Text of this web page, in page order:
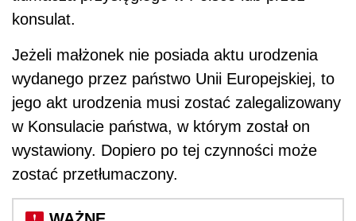
konsulat.
Jeżeli małżonek nie posiada aktu urodzenia
wydanego przez państwo Unii Europejskiej, to
jego akt urodzenia musi zostać zalegalizowany
w Konsulacie państwa, w którym został on
wystawiony. Dopiero po tej czynności może
zostać przetłumaczony.